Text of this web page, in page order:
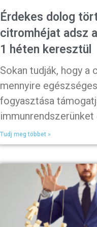
Érdekes dolog
citromhéjat adsz
1 héten keresztül
Sokan tudják, hogy a
mennyire
fogyasztása
immunrendszerünket
Tudj meg többet »